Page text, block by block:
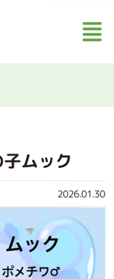
ムック
2026.01.30